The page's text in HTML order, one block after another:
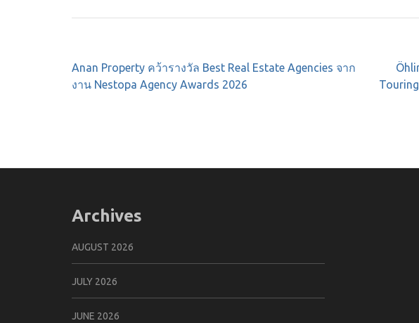
Post
navigation
Anan Property คว้ารางวัล Best Real Estate Agencies จาก
งาน Nestopa Agency Awards 2026
Archives
AUGUST 2026
JULY 2026
JUNE 2026